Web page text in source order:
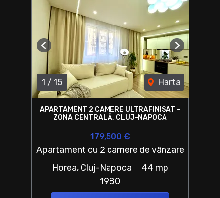
1 / 15 Harta
Previous Next
APARTAMENT 2 CAMERE ULTRAFINISAT –
ZONA CENTRALĂ, CLUJ-NAPOCA
179,500 €
Apartament cu 2 camere de vânzare
Horea, Cluj-Napoca
44 mp
1980